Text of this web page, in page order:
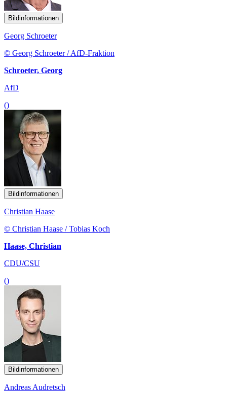
Bildinformationen
Georg Schroeter
© Georg Schroeter / AfD-Fraktion
Schroeter, Georg
AfD
()
Bildinformationen
Christian Haase
© Christian Haase / Tobias Koch
Haase, Christian
CDU/CSU
()
Bildinformationen
Andreas Audretsch